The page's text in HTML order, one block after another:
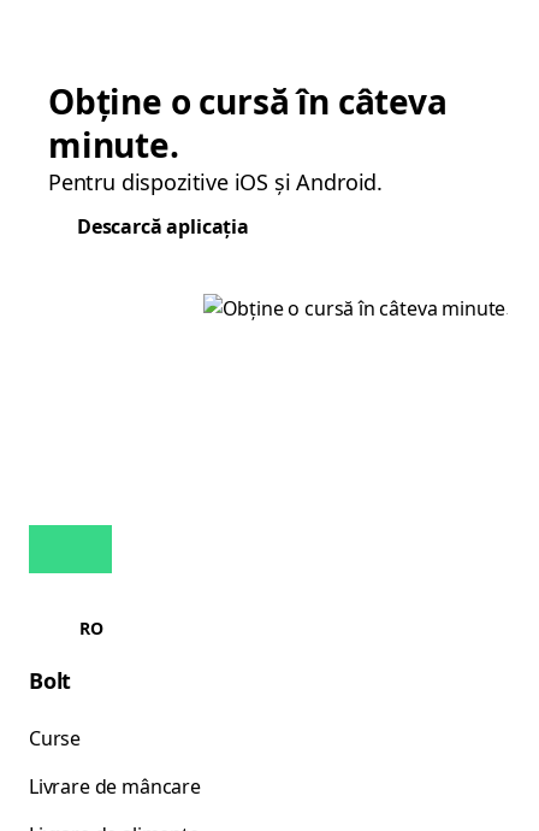
Obține o cursă în câteva
minute.
Pentru dispozitive iOS și Android.
Descarcă aplicația
RO
Bolt
Curse
Livrare de mâncare